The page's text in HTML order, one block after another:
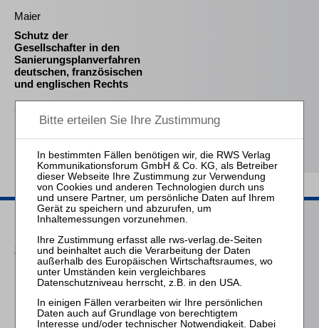
Maier
Schutz der
Gesellschafter in den
Sanierungsplanverfahren
deutschen, französischen
und englischen Rechts
Goetsch
Eigenverwaltung
Passende Seminare
25.08.2026
Praktiker-Webinar Vom Listenplatz zur Zulassung – Das neue
Berufsrecht der Insolvenzverwalter
14.10.2026